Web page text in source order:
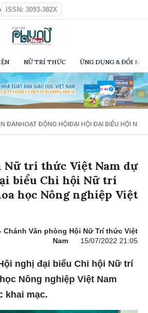
ISSN: 3093-382X
NỮ TRÍ THỨC ỨNG DỤNG & ĐỔI
ĐÀNHOẠT ĐỘNG HỘIĐẠI HỘI ĐẠI BIỂU HỘI NỮ
Nữ trí thức Việt Nam dự
biểu Chi hội Nữ trí
học Nông nghiệp Việt
Chánh Văn phòng Hội Nữ Trí thức Việt
Nam
15/07/2022 21:05
nghị đại biểu Chi hội Nữ trí
Nông nghiệp Việt Nam
khai mạc.